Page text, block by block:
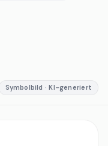
Symbolbild · KI-generiert